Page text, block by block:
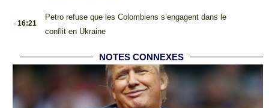
.16:21
Petro refuse que les Colombiens s’engagent dans le
conflit en Ukraine
NOTES CONNEXES